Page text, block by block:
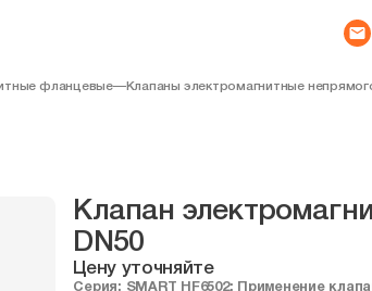
фланцевые—Клапаны электромагнитные
Клапан
DN50
Цену уточняйте
Серия: SMART HF6502; Применение